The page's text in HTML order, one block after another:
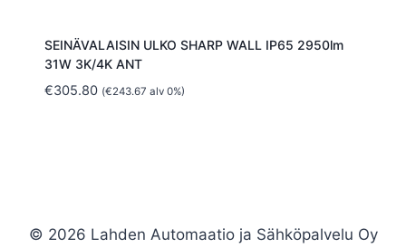
SEINÄVALAISIN ULKO SHARP WALL IP65 2950lm
31W 3K/4K ANT
€305.80 (€243.67 alv 0%)
© 2026 Lahden Automaatio ja Sähköpalvelu Oy